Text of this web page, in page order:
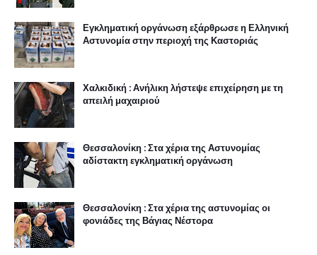
Εγκληματική οργάνωση εξάρθρωσε η Ελληνική
Αστυνομία στην περιοχή της Καστοριάς
Χαλκιδική : Ανήλικη λήστεψε επιχείρηση με τη
απειλή μαχαιριού
Θεσσαλονίκη : Στα χέρια της Αστυνομίας
αδίστακτη εγκληματική οργάνωση
Θεσσαλονίκη : Στα χέρια της αστυνομίας οι
φονιάδες της Βάγιας Νέστορα